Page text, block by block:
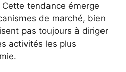
tendance émerge
de marché, bien
pas toujours à diriger
activités les plus